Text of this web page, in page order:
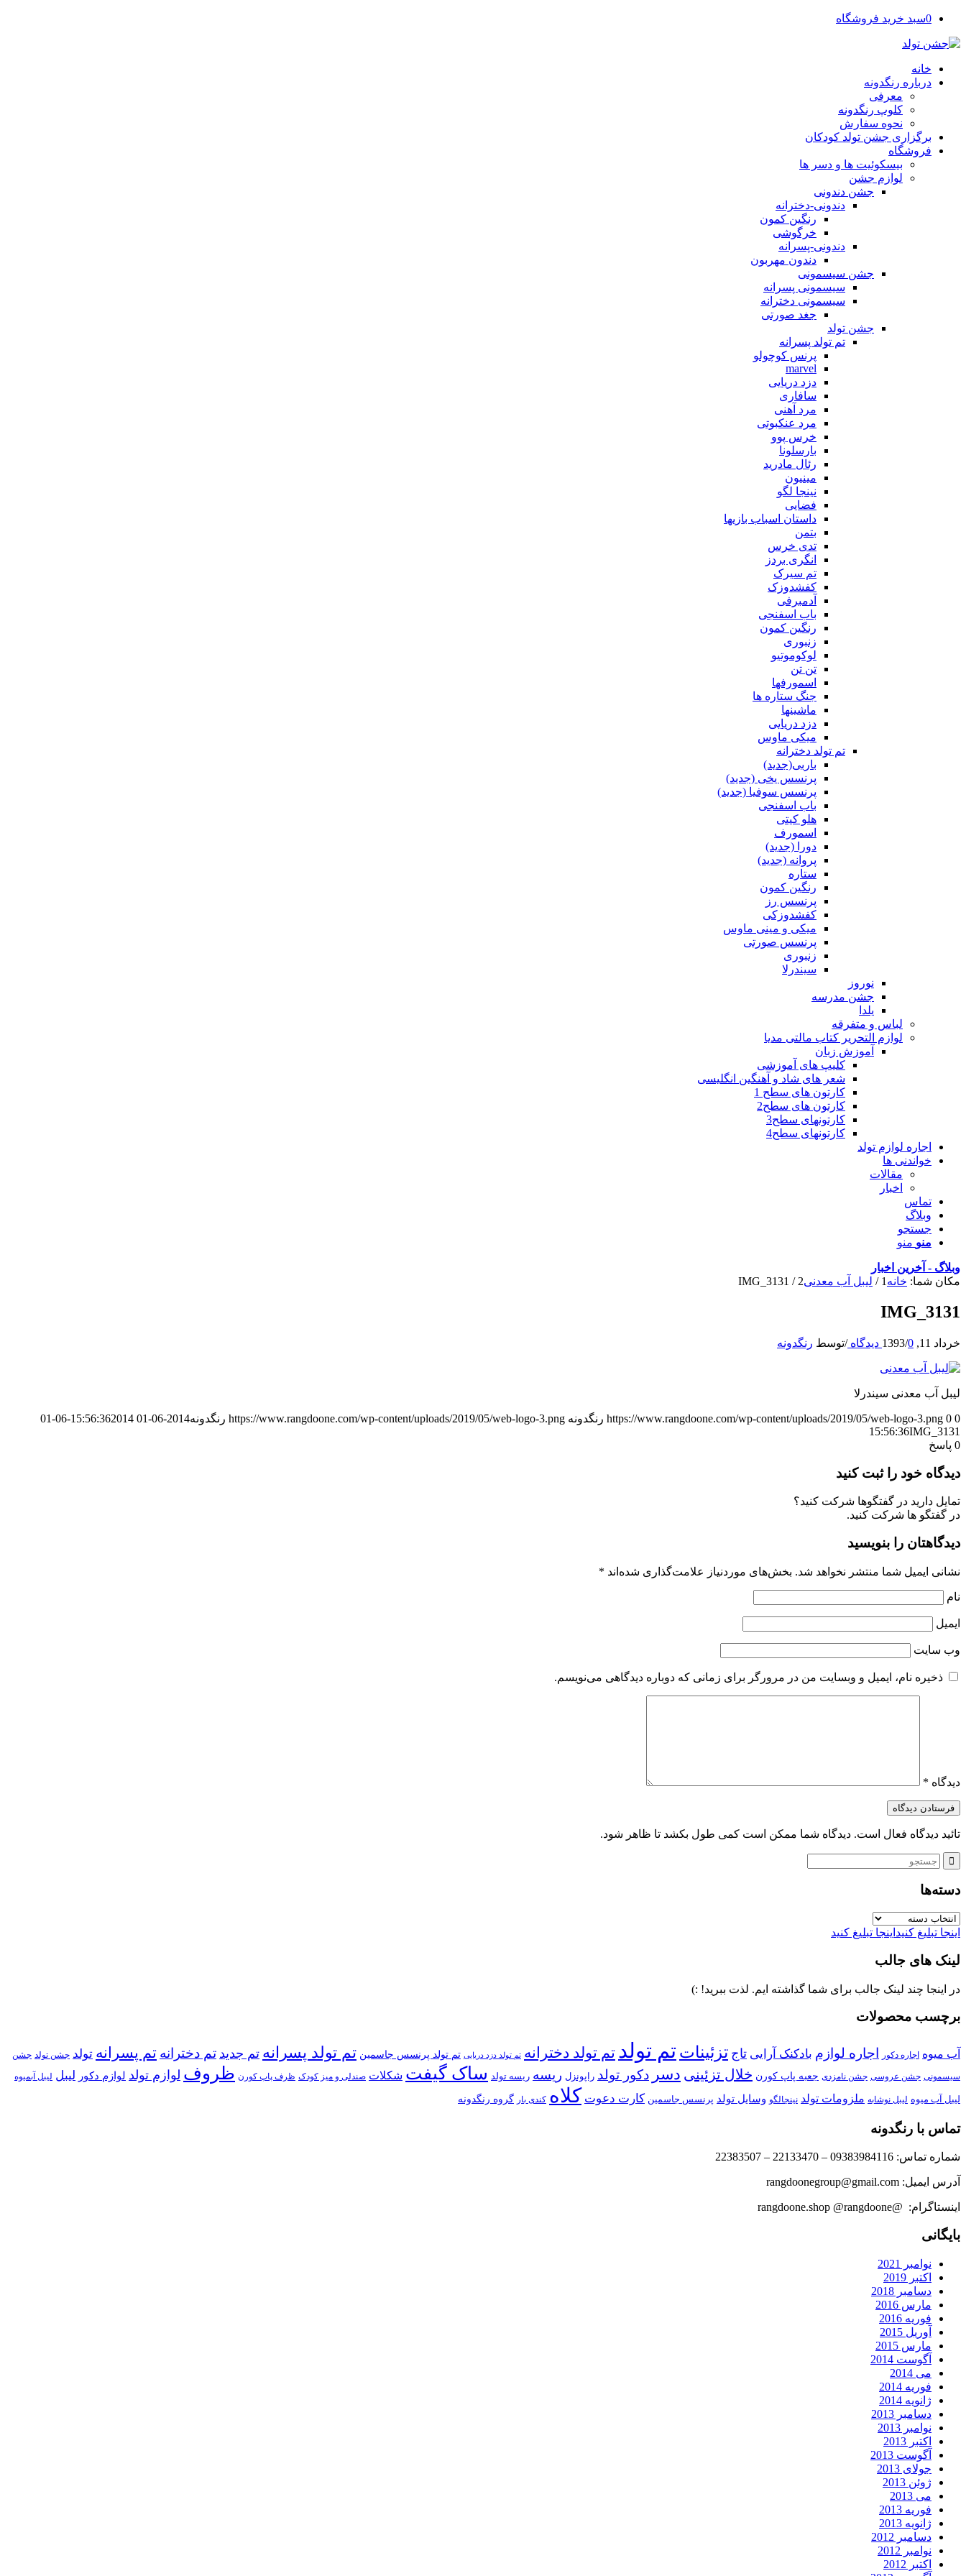
0سبد خرید فروشگاه
خانه
درباره رنگدونه
معرفی
کلوپ رنگدونه
نحوه سفارش
برگزاری جشن تولد کودکان
فروشگاه
بیسکوئیت ها و دسر ها
لوازم جشن
جشن دندونی
دندونی-دخترانه
رنگین کمون
خرگوشی
دندونی-پسرانه
دندون مهربون
جشن سیسمونی
سیسمونی پسرانه
سیسمونی دخترانه
جغد صورتی
جشن تولد
تم تولد پسرانه
پرنس کوچولو
marvel
دزد دریایی
سافاری
مرد آهنی
مرد عنکبوتی
خرس پوو
بارسلونا
رئال مادرید
مینیون
نینجا لگو
فضایی
داستان اسباب بازیها
بتمن
تدی خرس
انگری بردز
تم سیرک
کفشدوزک
آدمبرفی
باب اسفنجی
رنگین کمون
زنبوری
لوکوموتیو
تن تن
اسمورفها
جنگ ستاره ها
ماشینها
دزد دریایی
میکی ماوس
تم تولد دخترانه
باربی(جدید)
پرنسس یخی (جدید)
پرنسس سوفیا (جدید)
باب اسفنجی
هلو کیتی
اسمورف
دورا (جدید)
پروانه (جدید)
ستاره
رنگین کمون
پرنسس رز
کفشدوزکی
میکی و مینی ماوس
پرنسس صورتی
زنبوری
سیندرلا
نوروز
جشن مدرسه
یلدا
لباس و متفرقه
لوازم التحریر کتاب مالتی مدیا
آموزش زبان
کلیپ های آموزشی
شعر های شاد و آهنگین انگلیسی
کارتون های سطح 1
کارتون های سطح2
کارتونهای سطح3
کارتونهای سطح4
اجاره لوازم تولد
خواندنی ها
مقالات
اخبار
تماس
وبلاگ
جستجو
منو منو
وبلاگ - آخرین اخبار
مکان شما: خانه 1
/ لیبل آب معدنی2
/
IMG_3131
IMG_3131
خرداد 11, 1393 /0 دیدگاه /توسط رنگدونه
لیبل آب معدنی سیندرلا
https://www.rangdoone.com/wp-content/uploads/2019/05/web-logo-3.png 0 0 رنگدونه https://www.rangdoone.com/wp-content/uploads/2019/05/web-logo-3.png رنگدونه2014-06-01 15:56:36
2014-06-01
15:56:36IMG_3131
0 پاسخ
دیدگاه خود را ثبت کنید
تمایل دارید در گفتگوها شرکت کنید؟
در گفتگو ها شرکت کنید.
دیدگاهتان را بنویسید
نشانی ایمیل شما منتشر نخواهد شد. بخش‌های موردنیاز علامت‌گذاری شده‌اند *
نام
ایمیل
وب‌ سایت
ذخیره نام، ایمیل و وبسایت من در مرورگر برای زمانی که دوباره دیدگاهی می‌نویسم.
دیدگاه *
تائید دیدگاه فعال است. دیدگاه شما ممکن است کمی طول بکشد تا ظاهر شود.
دسته‌ها
دسته‌ها
اینجا تبلیغ کنید اینجا تبلیغ کنید
لینک های جالب
در اینجا چند لینک جالب برای شما گذاشته ایم. لذت ببرید! :)
برچسب محصولات
آب میوه اجاره دکور اجاره لوازم بادکنک آرایی تاج تزئینات تم تولد تم تولد دخترانه تم تولد دزد دریایی تم تولد پرنسس جاسمین تم تولد پسرانه تم جدید تم دخترانه تم پسرانه تولد جشن تولد جشن
سیسمونی جشن عروسی جشن نامزدی جعبه پاپ کورن خلال تزئینی دسر دکور تولد راپونزل ریسه ریسه تولد ساک گیفت شکلات صندلی و میز کودک ظرف پاپ کورن ظروف لوازم تولد لوازم دکور لیبل لیبل آبمیوه
لیبل آب میوه لیبل نوشابه ملزومات تولد نینجالگو وسایل تولد پرنسس جاسمین کارت دعوت کلاه کندی بار گروه رنگدونه
تماس با رنگدونه
شماره تماس: 09383984116 – 22133470 – 22383507
آدرس ایمیل: rangdoonegroup@gmail.com
اینستاگرام: @rangdoone.shop @rangdoone
بایگانی
نوامبر 2021
اکتبر 2019
دسامبر 2018
مارس 2016
فوریه 2016
آوریل 2015
مارس 2015
آگوست 2014
می 2014
فوریه 2014
ژانویه 2014
دسامبر 2013
نوامبر 2013
اکتبر 2013
آگوست 2013
جولای 2013
ژوئن 2013
می 2013
فوریه 2013
ژانویه 2013
دسامبر 2012
نوامبر 2012
اکتبر 2012